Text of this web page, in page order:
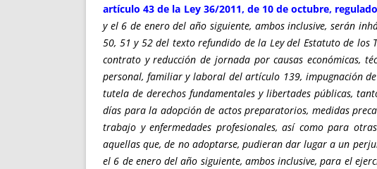
artículo 43 de la Ley 36/2011, de 10 de octubre,
y el 6 de enero del año siguiente, ambos inclusive, serán
50, 51 y 52 del texto refundido de la Ley del Estatuto de los
contrato y reducción de jornada por causas económicas,
personal, familiar y laboral del artículo 139, impugnación
tutela de derechos fundamentales y libertades públicas,
días para la adopción de actos preparatorios, medidas
trabajo y enfermedades profesionales, así como para
aquellas que, de no adoptarse, pudieran dar lugar a un
el 6 de enero del año siguiente, ambos inclusive, para el